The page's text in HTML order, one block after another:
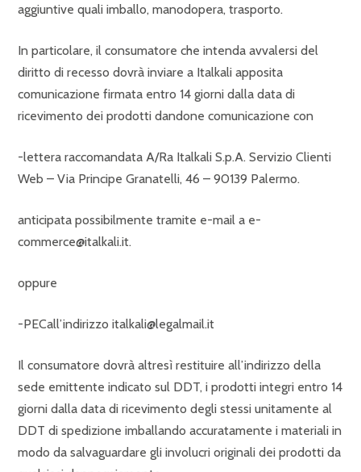
aggiuntive quali imballo, manodopera, trasporto.
In particolare, il consumatore che intenda avvalersi del
diritto di recesso dovrà inviare a Italkali apposita
comunicazione firmata entro 14 giorni dalla data di
ricevimento dei prodotti dandone comunicazione con
-lettera raccomandata A/Ra Italkali S.p.A. Servizio Clienti
Web – Via Principe Granatelli, 46 – 90139 Palermo.
anticipata possibilmente tramite e-mail a e-
commerce@italkali.it.
oppure
-PECall’indirizzo italkali@legalmail.it
Il consumatore dovrà altresì restituire all’indirizzo della
sede emittente indicato sul DDT, i prodotti integri entro 14
giorni dalla data di ricevimento degli stessi unitamente al
DDT di spedizione imballando accuratamente i materiali in
modo da salvaguardare gli involucri originali dei prodotti da